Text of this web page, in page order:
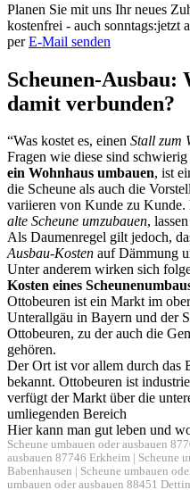
Planen Sie mit uns Ihr neues
kostenfrei - auch sonntags:jetzt
perE-Mail senden
Scheunen-Ausbau:
damit verbunden?
“Was kostet es, einen Stall zum
Fragen wie diese sind
ein Wohnhaus umbauen, ist
die Scheune als auch die
variieren von Kunde zu
alte Scheune umzubauen,
Als Daumenregel gilt jedoch,
Ausbau-Kosten auf Dämmung
Unter anderem wirken sich
Kosten eines
Ottobeuren ist ein Markt im
Unterallgäu in Bayern und der
Ottobeuren, zu der auch die
gehören.
Der Ort ist vor allem durch das
bekannt. Ottobeuren ist
verfügt der Markt über die
umliegenden Bereich
Hier kann man gut leben und
Scheune umbauen oder ausbauen
ausbauen 87746 Erkheim
Scheune
Babenhausen
Scheune umbauen
umbauen oder ausbauen 88451